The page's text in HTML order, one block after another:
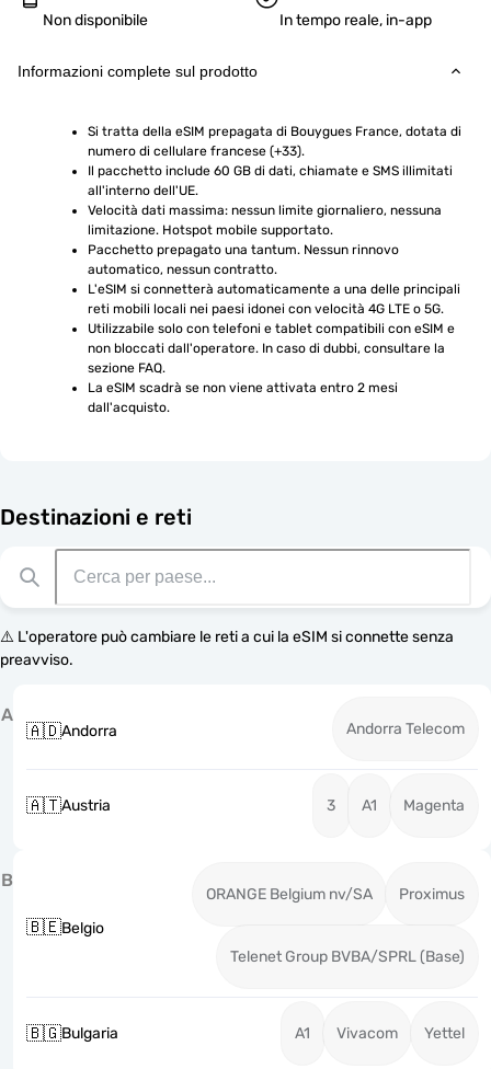
Non disponibile In tempo reale, in-app
Informazioni complete sul prodotto
Si tratta della eSIM prepagata di Bouygues France, dotata di
numero di cellulare francese (+33).
Il pacchetto include 60 GB di dati, chiamate e SMS illimitati
all'interno dell'UE.
Velocità dati massima: nessun limite giornaliero, nessuna
limitazione. Hotspot mobile supportato.
Pacchetto prepagato una tantum. Nessun rinnovo
automatico, nessun contratto.
L'eSIM si connetterà automaticamente a una delle principali
reti mobili locali nei paesi idonei con velocità 4G LTE o 5G.
Utilizzabile solo con telefoni e tablet compatibili con eSIM e
non bloccati dall'operatore. In caso di dubbi, consultare la
sezione FAQ.
La eSIM scadrà se non viene attivata entro 2 mesi
dall'acquisto.
Destinazioni e reti
⚠️ L'operatore può cambiare le reti a cui la eSIM si connette senza
preavviso.
A
🇦🇩Andorra Andorra Telecom
🇦🇹Austria 3 A1 Magenta
B
🇧🇪Belgio
ORANGE Belgium nv/SA Proximus
Telenet Group BVBA/SPRL (Base)
🇧🇬Bulgaria A1 Vivacom Yettel